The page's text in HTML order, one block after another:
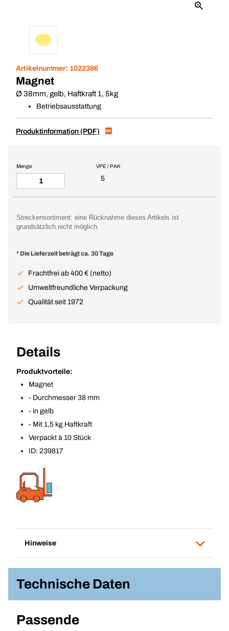
Artikelnummer: 1022386
Magnet
Ø 38mm, gelb, Haftkraft 1, 5kg
Betriebsausstattung
Produktinformation (PDF)
VPE / PAK
5
Menge
Streckensortiment: eine Rücknahme dieses Artikels ist
grundsätzlich nicht möglich.
* Die Lieferzeit beträgt ca. 30 Tage
Frachtfrei ab 400 € (netto)
Umweltfreundliche Verpackung
Qualität seit 1972
Details
Produktvorteile:
Magnet
- Durchmesser 38 mm
- in gelb
- Mit 1,5 kg Haftkraft
Verpackt à 10 Stück
ID: 239817
Hinweise
Technische Daten
Passende